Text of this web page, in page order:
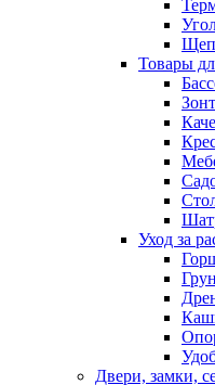
Товары
Уход за
Двери, замки,